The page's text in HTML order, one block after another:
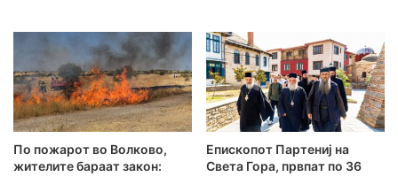
По пожарот во Волково,
жителите бараат закон:
Епископот Партениј на
Света Гора, првпат по 36